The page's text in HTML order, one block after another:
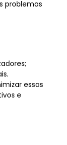
problemas
essas
e